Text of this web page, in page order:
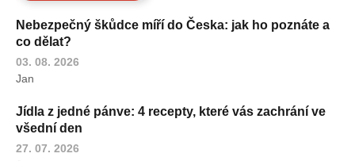
Nebezpečný škůdce míří do Česka: jak ho poznáte a
co dělat?
03. 08. 2026
Jan
Jídla z jedné pánve: 4 recepty, které vás zachrání ve
všední den
27. 07. 2026